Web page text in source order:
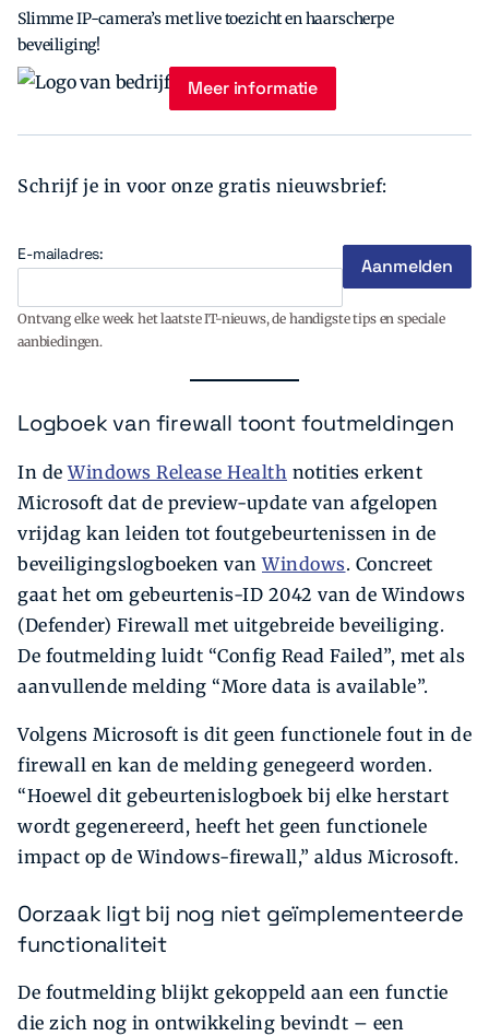
Slimme IP-camera’s met live toezicht en haarscherpe
beveiliging!
Meer informatie
Schrijf je in voor onze gratis nieuwsbrief:
E-mailadres:
Ontvang elke week het laatste IT-nieuws, de handigste tips en speciale
aanbiedingen.
Logboek van firewall toont foutmeldingen
In deWindows Release Health notities erkent
Microsoft dat de preview-update van afgelopen
vrijdag kan leiden tot foutgebeurtenissen in de
beveiligingslogboeken vanWindows. Concreet
gaat het om gebeurtenis-ID 2042 van de Windows
(Defender) Firewall met uitgebreide beveiliging.
De foutmelding luidt “Config Read Failed”, met als
aanvullende melding “More data is available”.
Volgens Microsoft is dit geen functionele fout in de
firewall en kan de melding genegeerd worden.
“Hoewel dit gebeurtenislogboek bij elke herstart
wordt gegenereerd, heeft het geen functionele
impact op de Windows-firewall,” aldus Microsoft.
Oorzaak ligt bij nog niet geïmplementeerde
functionaliteit
De foutmelding blijkt gekoppeld aan een functie
die zich nog in ontwikkeling bevindt – een